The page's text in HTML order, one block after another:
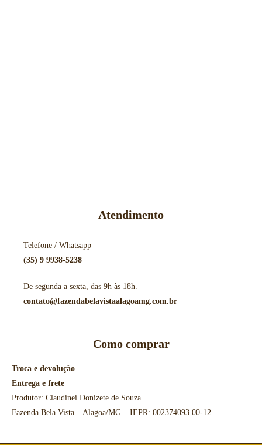
Atendimento
Telefone / Whatsapp
(35) 9 9938-5238
De segunda a sexta, das 9h às 18h.
contato@fazendabelavistaalagoamg.com.br
Como comprar
Troca e devolução
Entrega e frete
Produtor: Claudinei Donizete de Souza.
Fazenda Bela Vista – Alagoa/MG – IEPR: 002374093.00-12